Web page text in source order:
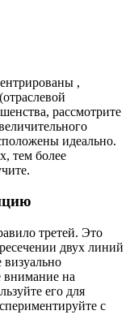
,
рассмотрите
идеально.
тем более
третей. Это
двух линий
внимание на
его для
с